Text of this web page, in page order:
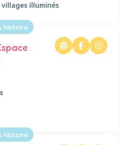
villages illuminés
histoire
histoire